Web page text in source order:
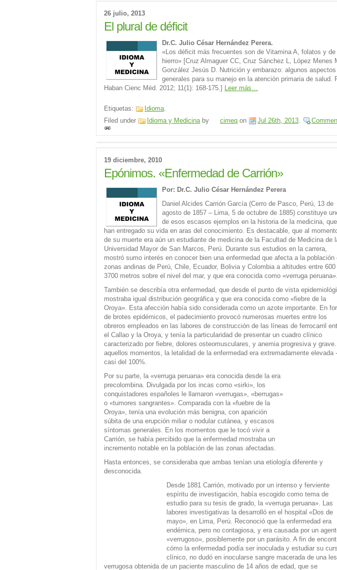
26 julio, 2013
El plural de déficit
Dr.C. Julio César Hernández Perera.
«Los déficit más frecuentes son de Vitamina A, folatos y de
hierro» [Cruz Almaguer CC, Cruz Sánchez L, López Menes
González Jesús D. Nutrición y embarazo: algunos aspectos
generales para su manejo en la atención primaria de salud.
Haban Cienc Méd. 2012; 11(1): 168-175.] Leer más…
Etiquetas: Idioma.
Filed under
Idioma y Medicinaby cimeq on Jul 26th, 2013.
19 diciembre, 2010
Epónimos. «Enfermedad de Carrión»
Por: Dr.C. Julio César Hernández Perera
Daniel Alcides Carrión García (Cerro de Pasco, Perú, 13 de
agosto de 1857 – Lima, 5 de octubre de 1885) constituye
de esos escasos ejemplos en la historia de la medicina, que
han entregado su vida en aras del conocimiento. Es destacable, que al
de su muerte era aún un estudiante de medicina de la Facultad de Medicina de
Universidad Mayor de San Marcos, Perú. Durante sus estudios en la carrera,
mostró sumo interés en conocer bien una enfermedad que afecta a la población
zonas andinas de Perú, Chile, Ecuador, Bolivia y Colombia a altitudes entre
3700 metros sobre el nivel del mar, y que era conocida como «verruga peruana».
También se describía otra enfermedad, que desde el punto de vista
mostraba igual distribución geográfica y que era conocida como «fiebre de la
Oroya». Esta afección había sido considerada como un azote importante. En
de brotes epidémicos, el padecimiento provocó numerosas muertes entre los
obreros empleados en las labores de construcción de las líneas de ferrocarril
el Callao y la Oroya, y tenía la particularidad de presentar un cuadro clínico
caracterizado por fiebre, dolores osteomusculares, y anemia progresiva y
aquellos momentos, la letalidad de la enfermedad era extremadamente elevada -
casi del 100%.
Por su parte, la «verruga peruana» era conocida desde la era
precolombina. Divulgada por los incas como «sirki», los
conquistadores españoles le llamaron «verrugas», «berrugas»
o «tumores sangrantes». Comparada con la «fuebre de la
Oroya», tenía una evolución más benigna, con aparición
súbita de una erupción miliar o nodular cutánea, y escasos
síntomas generales. En los momentos que le tocó vivir a
Carrión, se había percibido que la enfermedad mostraba un
incremento notable en la población de las zonas afectadas.
Hasta entonces, se consideraba que ambas tenían una etiología diferente y
desconocida.
Desde 1881 Carrión, motivado por un intenso y ferviente
espíritu de investigación, había escogido como tema de
estudio para su tesis de grado, la «verruga peruana». Las
labores investigativas la desarrolló en el hospital «Dos de
mayo», en Lima, Perú. Reconoció que la enfermedad era
endémica, pero no contagiosa, y era causada por un
«verrugoso», posiblemente por un parásito. A fin de
cómo la enfermedad podía ser inoculada y estudiar su
clínico, no dudó en inocularse sangre macerada de una
verrugosa obtenida de un paciente masculino de 14 años de edad, que se